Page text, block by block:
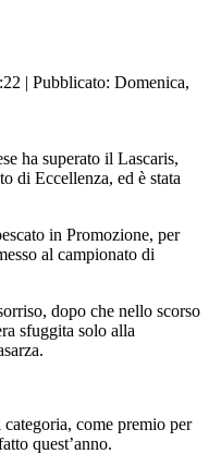
| Pubblicato: Domenica,
ha superato il Lascaris,
di Eccellenza, ed è stata
in Promozione, per
al campionato di
dopo che nello scorso
sfuggita solo alla
come premio per
quest’anno.